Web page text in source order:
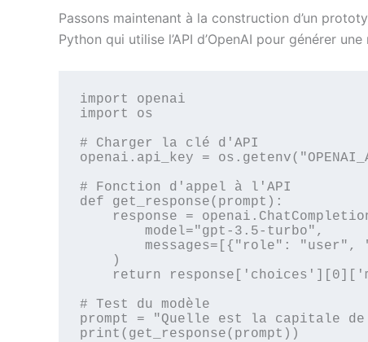
Passons maintenant à la construction d’un
Python qui utilise l’API d’OpenAI pour générer une
import openai
import os
# Charger la clé d'API
openai.api_key =
# Fonction d'appel à l'API
def get_response(prompt):
# Test du modèle
prompt = "Quelle est la capitale
print(get_response(prompt))